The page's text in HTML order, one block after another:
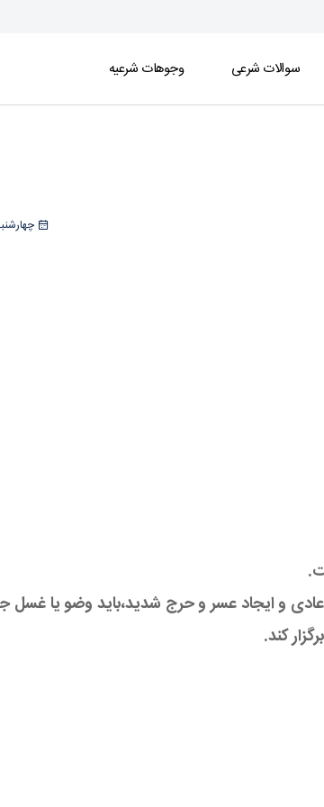
سوالات شرعی وجوهات شرعیه
چهارشنبه 28 آبان
و ایجاد عسر و حرج شدید،باید وضو یا غسل
کند.